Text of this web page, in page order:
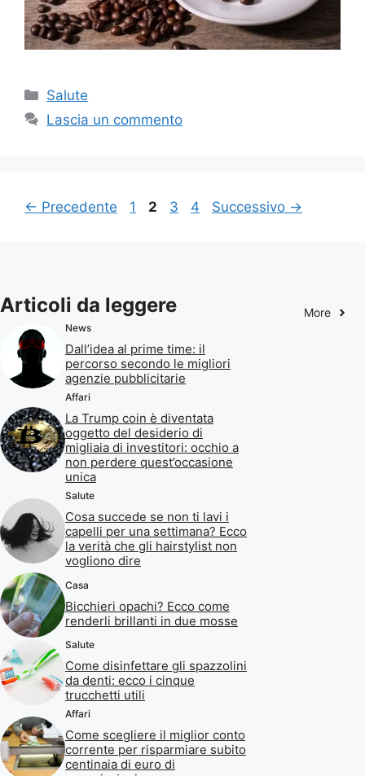
Categorie
Salute
Lascia un commento
← Precedente Pagina
1 Pagina
2 Pagina
3 Pagina
4 Successivo →
Articoli da leggere More
News
Dall’idea al prime time: il
percorso secondo le migliori
agenzie pubblicitarie
Affari
La Trump coin è diventata
oggetto del desiderio di
migliaia di investitori: occhio a
non perdere quest’occasione
unica
Salute
Cosa succede se non ti lavi i
capelli per una settimana? Ecco
la verità che gli hairstylist non
vogliono dire
Casa
Bicchieri opachi? Ecco come
renderli brillanti in due mosse
Salute
Come disinfettare gli spazzolini
da denti: ecco i cinque
trucchetti utili
Affari
Come scegliere il miglior conto
corrente per risparmiare subito
centinaia di euro di